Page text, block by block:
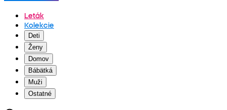
Leták
Kolekcie
Deti
Ženy
Domov
Bábätká
Muži
Ostatné